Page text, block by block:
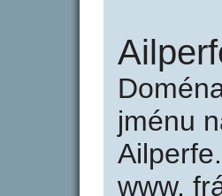
jménu
www,